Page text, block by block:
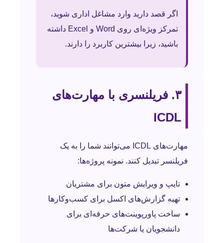
اگر قصد دارید وارد مشاغل اداری شوید،
تمرکز ویژه‌ای روی Word و Excel داشته
باشید، زیرا بیشترین کاربرد را دارند.
۳. فریلنسری با مهارت‌های
ICDL
مهارت‌های ICDL می‌توانند شما را به یک
فریلنسر تبدیل کنند. نمونه پروژه‌ها:
تایپ و ویرایش متون برای مشتریان
تهیه گزارش‌های اکسل برای کسب‌وکارها
ساخت پاورپوینت‌های حرفه‌ای برای
دانشجویان یا شرکت‌ها